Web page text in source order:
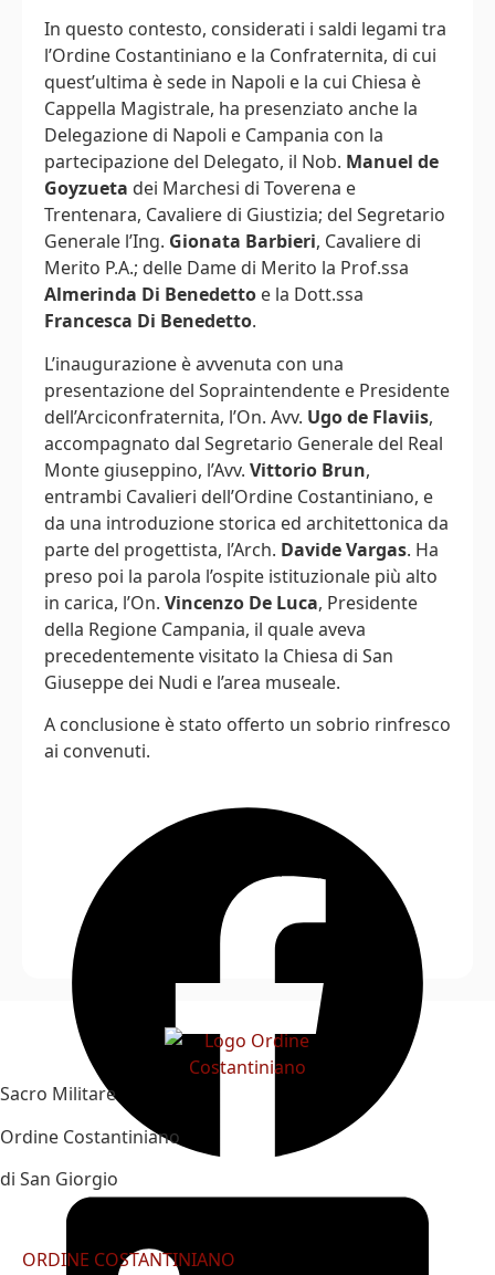
In questo contesto, considerati i saldi legami tra
l’Ordine Costantiniano e la Confraternita, di cui
quest’ultima è sede in Napoli e la cui Chiesa è
Cappella Magistrale, ha presenziato anche la
Delegazione di Napoli e Campania con la
partecipazione del Delegato, il Nob. Manuel de
Goyzueta dei Marchesi di Toverena e
Trentenara, Cavaliere di Giustizia; del Segretario
Generale l’Ing. Gionata Barbieri, Cavaliere di
Merito P.A.; delle Dame di Merito la Prof.ssa
Almerinda Di Benedetto e la Dott.ssa
Francesca Di Benedetto.
L’inaugurazione è avvenuta con una
presentazione del Sopraintendente e Presidente
dell’Arciconfraternita, l’On. Avv. Ugo de Flaviis,
accompagnato dal Segretario Generale del Real
Monte giuseppino, l’Avv. Vittorio Brun,
entrambi Cavalieri dell’Ordine Costantiniano, e
da una introduzione storica ed architettonica da
parte del progettista, l’Arch. Davide Vargas. Ha
preso poi la parola l’ospite istituzionale più alto
in carica, l’On. Vincenzo De Luca, Presidente
della Regione Campania, il quale aveva
precedentemente visitato la Chiesa di San
Giuseppe dei Nudi e l’area museale.
A conclusione è stato offerto un sobrio rinfresco
ai convenuti.
Sacro Militare
Ordine Costantiniano
di San Giorgio
ORDINE COSTANTINIANO